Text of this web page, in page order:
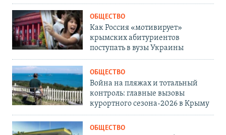
ОБЩЕСТВО
Как Россия «мотивирует»
крымских абитуриентов
поступать в вузы Украины
ОБЩЕСТВО
Война на пляжах и тотальный
контроль: главные вызовы
курортного сезона-2026 в Крыму
ОБЩЕСТВО